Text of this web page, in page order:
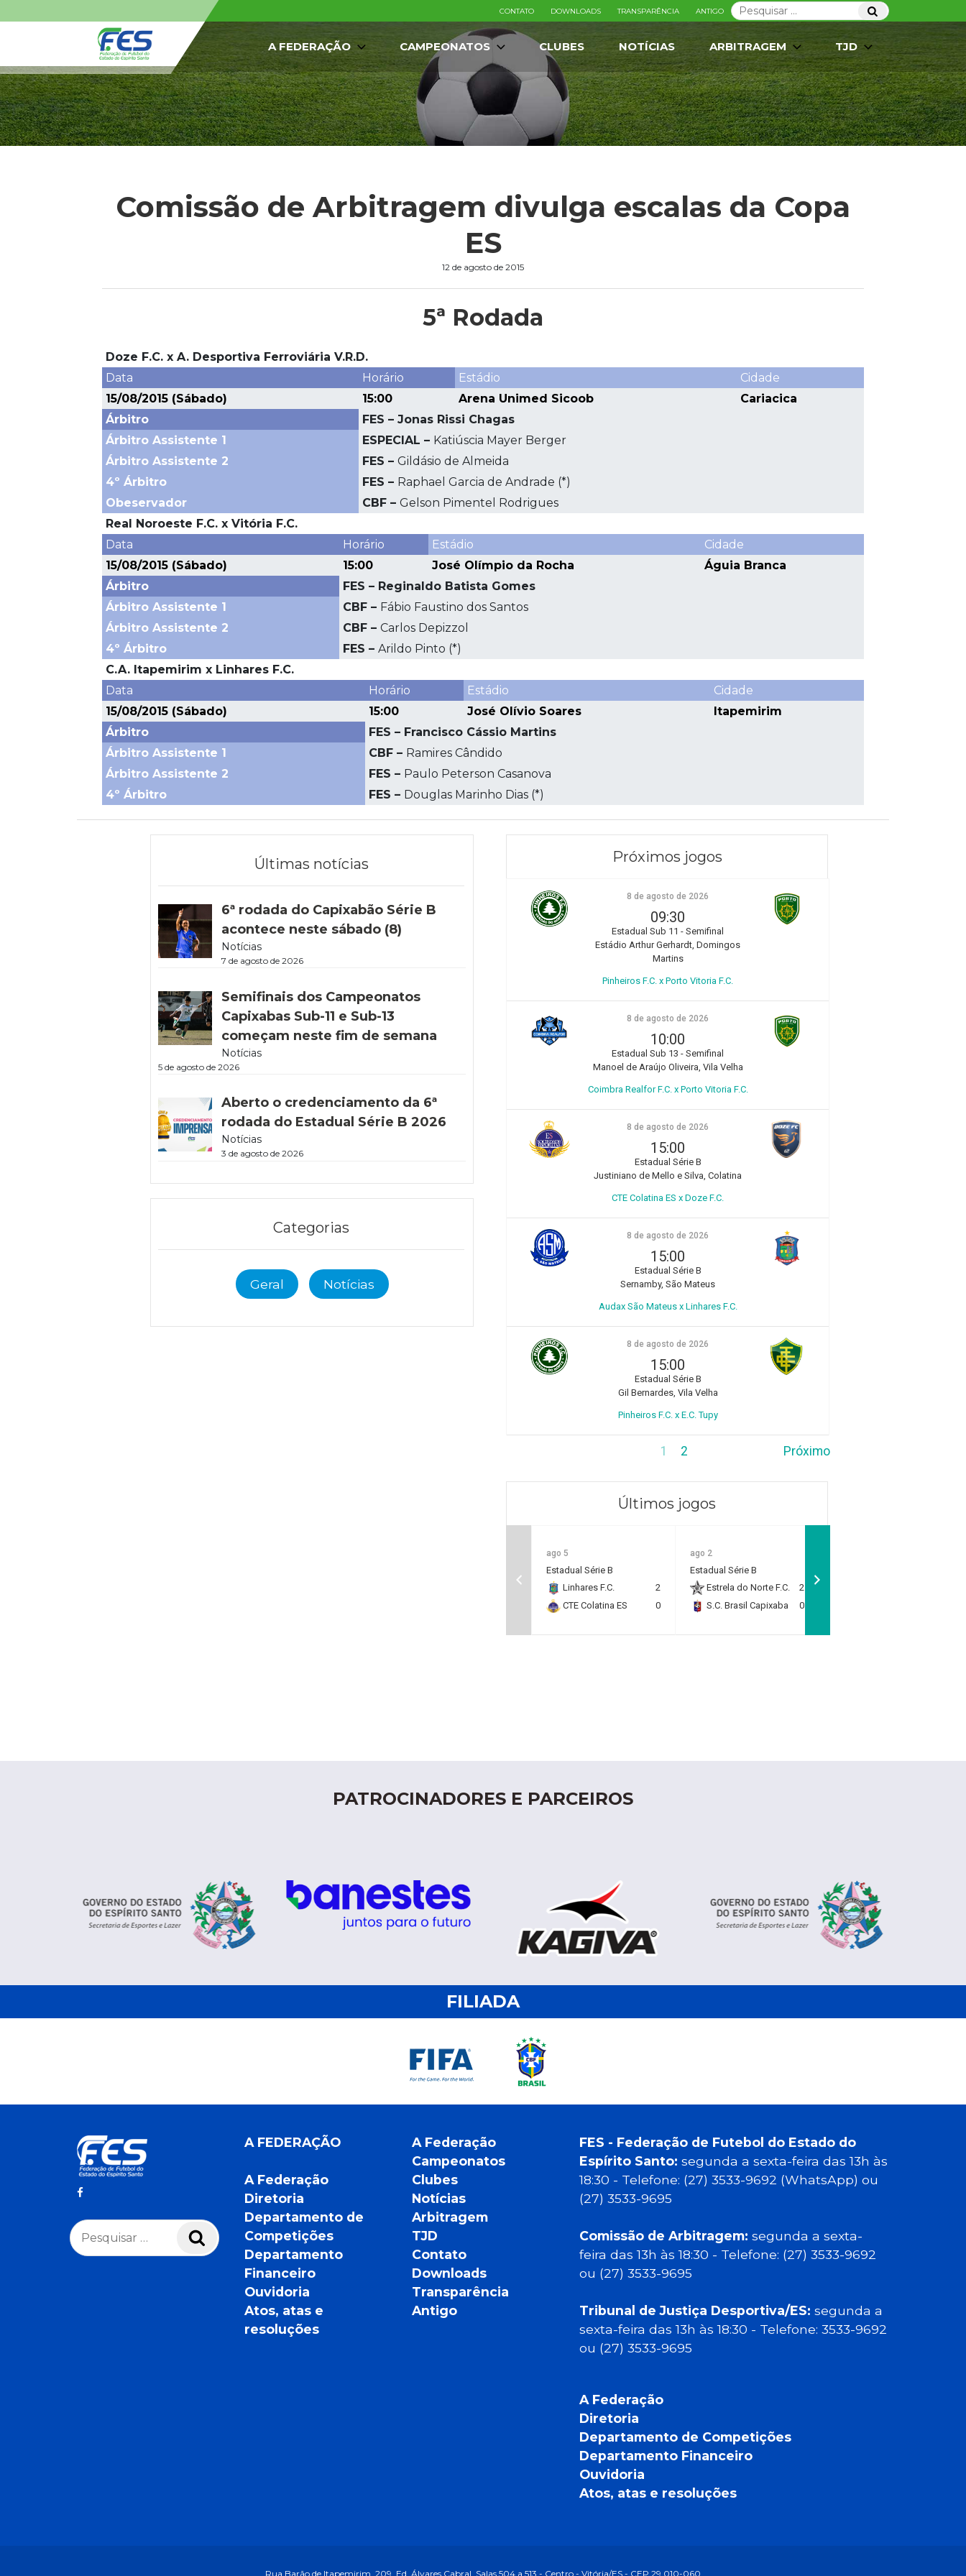
Pesquisar
por:
Pesquisar
CONTATO DOWNLOADS TRANSPARÊNCIA ANTIGO
A FEDERAÇÃO CAMPEONATOS CLUBES NOTÍCIAS ARBITRAGEM TJD
Comissão de Arbitragem divulga escalas da Copa
ES
12 de agosto de 2015
5ª Rodada
Doze F.C. x A. Desportiva Ferroviária V.R.D.
Data
Horário Estádio
Cidade
15/08/2015 (Sábado)
15:00 Arena Unimed Sicoob
Cariacica
Árbitro
FES – Jonas Rissi Chagas
Árbitro Assistente 1
ESPECIAL – Katiúscia Mayer Berger
Árbitro Assistente 2
FES – Gildásio de Almeida
4º Árbitro
FES – Raphael Garcia de Andrade (*)
Obeservador
CBF – Gelson Pimentel Rodrigues
Real Noroeste F.C. x Vitória F.C.
Data
Horário Estádio
Cidade
15/08/2015 (Sábado)
15:00 José Olímpio da Rocha
Águia Branca
Árbitro
FES – Reginaldo Batista Gomes
Árbitro Assistente 1
CBF – Fábio Faustino dos Santos
Árbitro Assistente 2
CBF – Carlos Depizzol
4º Árbitro
FES – Arildo Pinto (*)
C.A. Itapemirim x Linhares F.C.
Data
Horário Estádio
Cidade
15/08/2015 (Sábado)
15:00 José Olívio Soares
Itapemirim
Árbitro
FES – Francisco Cássio Martins
Árbitro Assistente 1
CBF – Ramires Cândido
Árbitro Assistente 2
FES – Paulo Peterson Casanova
4º Árbitro
FES – Douglas Marinho Dias (*)
Últimas notícias
6ª rodada do Capixabão Série B
acontece neste sábado (8)
Notícias
7 de agosto de 2026
Semifinais dos Campeonatos
Capixabas Sub-11 e Sub-13
começam neste fim de semana
Notícias
5 de agosto de 2026
Aberto o credenciamento da 6ª
rodada do Estadual Série B 2026
Notícias
3 de agosto de 2026
Categorias
Geral Notícias
Próximos jogos
8 de agosto de 2026
09:30
Estadual Sub 11 - Semifinal
Estádio Arthur Gerhardt, Domingos
Martins
Pinheiros F.C. x Porto Vitoria F.C.
8 de agosto de 2026
10:00
Estadual Sub 13 - Semifinal
Manoel de Araújo Oliveira, Vila Velha
Coimbra Realfor F.C. x Porto Vitoria F.C.
8 de agosto de 2026
15:00
Estadual Série B
Justiniano de Mello e Silva, Colatina
CTE Colatina ES x Doze F.C.
8 de agosto de 2026
15:00
Estadual Série B
Sernamby, São Mateus
Audax São Mateus x Linhares F.C.
8 de agosto de 2026
15:00
Estadual Série B
Gil Bernardes, Vila Velha
Pinheiros F.C. x E.C. Tupy
1 2 Próximo
Últimos jogos
ago 5
Estadual Série B
Linhares F.C.
2
CTE Colatina ES
0
ago 2
Estadual Série B
Estrela do Norte F.C.
2
S.C. Brasil Capixaba
0
PATROCINADORES E PARCEIROS
FILIADA
Pesquisar
por:
Pesquisar
A FEDERAÇÃO
A Federação
Diretoria
Departamento de
Competições
Departamento
Financeiro
Ouvidoria
Atos, atas e
resoluções
A Federação
Campeonatos
Clubes
Notícias
Arbitragem
TJD
Contato
Downloads
Transparência
Antigo
FES - Federação de Futebol do Estado do
Espírito Santo: segunda a sexta-feira das 13h às
18:30 - Telefone: (27) 3533-9692 (WhatsApp) ou
(27) 3533-9695
Comissão de Arbitragem: segunda a sexta-
feira das 13h às 18:30 - Telefone: (27) 3533-9692
ou (27) 3533-9695
Tribunal de Justiça Desportiva/ES: segunda a
sexta-feira das 13h às 18:30 - Telefone: 3533-9692
ou (27) 3533-9695
A Federação
Diretoria
Departamento de Competições
Departamento Financeiro
Ouvidoria
Atos, atas e resoluções
Rua Barão de Itapemirim, 209, Ed. Álvares Cabral, Salas 504 a 513 - Centro - Vitória/ES - CEP 29.010-060